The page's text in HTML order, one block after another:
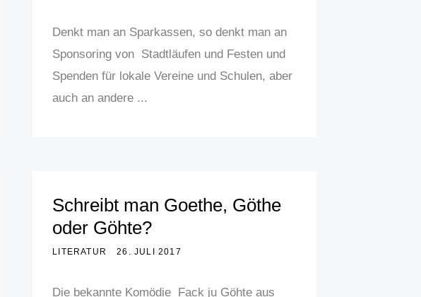
Denkt man an Sparkassen, so denkt man an
Sponsoring von Stadtläufen und Festen und
Spenden für lokale Vereine und Schulen, aber
auch an andere ...
Schreibt man Goethe, Göthe
oder Göhte?
LITERATUR 26. JULI 2017
Die bekannte Komödie Fack ju Göhte aus